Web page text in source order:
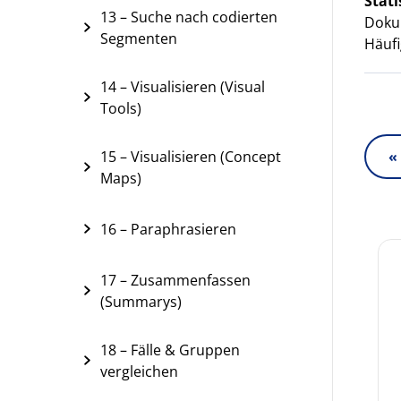
13 – Suche nach codierten
Segmenten
14 – Visualisieren (Visual
Tools)
15 – Visualisieren (Concept
Maps)
16 – Paraphrasieren
17 – Zusammenfassen
(Summarys)
18 – Fälle & Gruppen
vergleichen